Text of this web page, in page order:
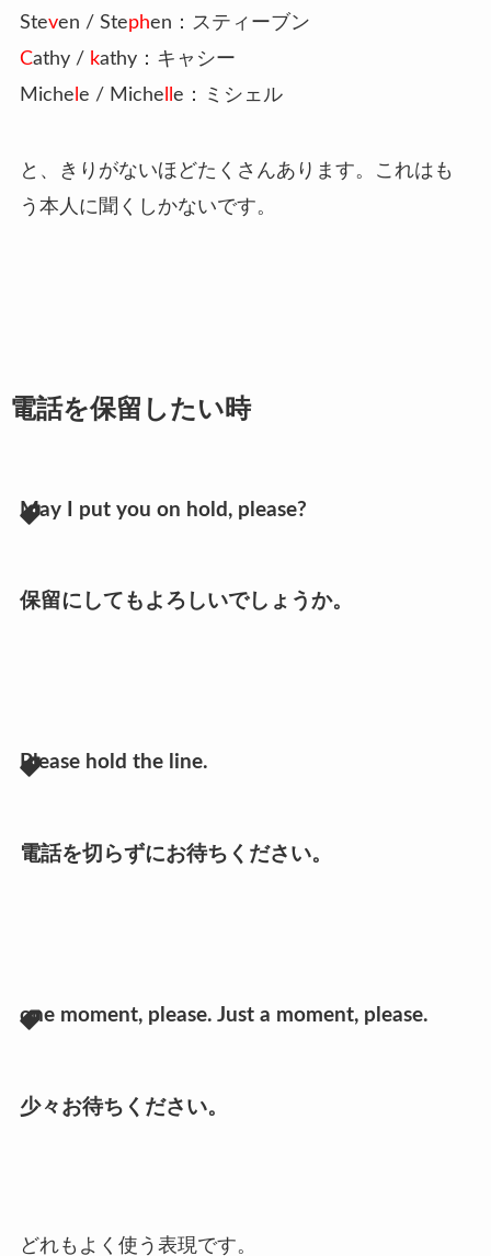
Steven / Stephen：スティーブン
Cathy / kathy：キャシー
Miche e / Miche e：ミシェル
と、きりがないほどたくさんあります。
これはも
う本人に聞くしかないです。
電話を保留したい時
May I put you on hold, please?
保留にしてもよろしいでしょうか。
Please hold the line.
電話を切らずにお待ちください。
one moment, please. Just a moment, please.
少々お待ちください。
どれもよく使う表現です。